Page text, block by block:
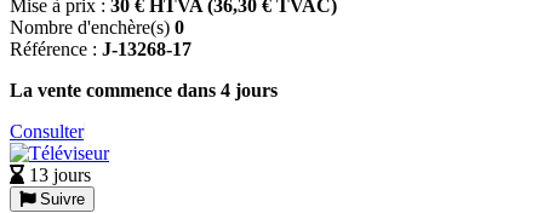
Mise à prix : 30 € HTVA (36,30 € TVAC)
Nombre d'enchère(s) 0
Référence : J-13268-17
La vente commence dans 4 jours
Consulter
13 jours
Suivre